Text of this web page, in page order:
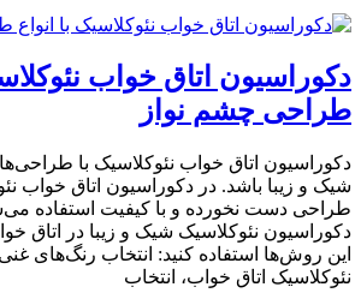
دکوراسیون اتاق خواب
طراحی چشم نواز
دکوراسیون اتاق خواب نئوکلاسیک با
شیک و زیبا باشد. در دکوراسیون اتاق خواب
طراحی دست نخورده و با کیفیت استفاده
دکوراسیون نئوکلاسیک شیک و زیبا در اتاق
این روش‌ها استفاده کنید: انتخاب رنگ‌های
نئوکلاسیک اتاق خواب، انتخاب